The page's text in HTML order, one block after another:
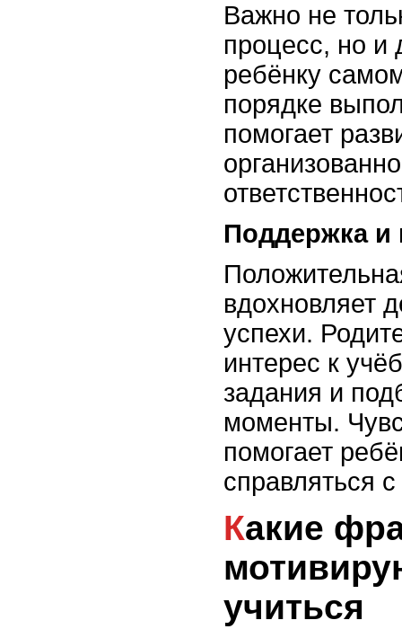
Важно не
процесс, но и
ребёнку
порядке
помогает
Поддержка и
вдохновляет
успехи.
интерес к
задания и
моменты.
помогает
справляться
Какие фразы родителей
учиться